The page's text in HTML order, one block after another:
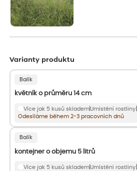
Varianty produktu
Balík
květník o průměru 14 cm
Více jak 5 kusů sklademUmístění rostliny:
Odesíláme během 2-3 pracovních dnů
Balík
kontejner o objemu 5 litrů
Více jak 5 kusů sklademUmístění rostliny: